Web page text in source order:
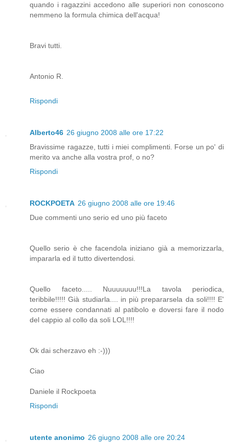
quando i ragazzini accedono alle superiori non conoscono
nemmeno la formula chimica dell'acqua!
Bravi tutti.
Antonio R.
Rispondi
Alberto46 26 giugno 2008 alle ore 17:22
Bravissime ragazze, tutti i miei complimenti. Forse un po' di
merito va anche alla vostra prof, o no?
Rispondi
ROCKPOETA 26 giugno 2008 alle ore 19:46
Due commenti uno serio ed uno più faceto
Quello serio è che facendola iniziano già a memorizzarla,
impararla ed il tutto divertendosi.
Quello faceto..... Nuuuuuuu!!!La tavola periodica,
teribbile!!!!! Già studiarla.... in più prepararsela da soli!!!! E'
come essere condannati al patibolo e doversi fare il nodo
del cappio al collo da soli LOL!!!!
Ok dai scherzavo eh :-)))
Ciao
Daniele il Rockpoeta
Rispondi
utente anonimo 26 giugno 2008 alle ore 20:24